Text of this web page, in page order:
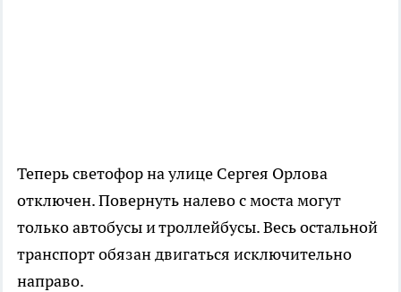
Теперь светофор на улице Сергея Орлова
отключен. Повернуть налево с моста могут
только автобусы и троллейбусы. Весь остальной
транспорт обязан двигаться исключительно
направо.